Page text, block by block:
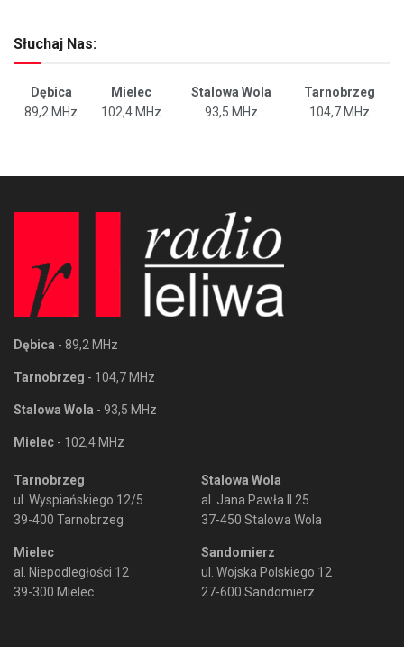
Słuchaj Nas:
Dębica Mielec Stalowa Wola
Tarnobrzeg
89,2 MHz
102,4 MHz 93,5 MHz 104,7 MHz
Dębica - 89,2 MHz
Tarnobrzeg - 104,7 MHz
Stalowa Wola - 93,5 MHz
Mielec - 102,4 MHz
Tarnobrzeg
ul. Wyspiańskiego 12/5
39-400 Tarnobrzeg
Mielec
al. Niepodległości 12
39-300 Mielec
Stalowa Wola
al. Jana Pawła II 25
37-450 Stalowa Wola
Sandomierz
ul. Wojska Polskiego 12
27-600 Sandomierz